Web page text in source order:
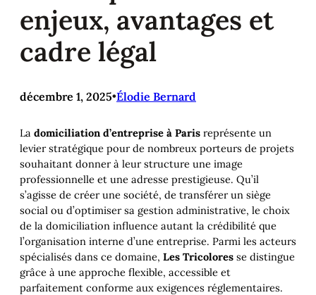
enjeux, avantages et
cadre légal
décembre 1, 2025•Élodie Bernard
La domiciliation d’entreprise à Paris représente un
levier stratégique pour de nombreux porteurs de projets
souhaitant donner à leur structure une image
professionnelle et une adresse prestigieuse. Qu’il
s’agisse de créer une société, de transférer un siège
social ou d’optimiser sa gestion administrative, le choix
de la domiciliation influence autant la crédibilité que
l’organisation interne d’une entreprise. Parmi les acteurs
spécialisés dans ce domaine, Les Tricolores se distingue
grâce à une approche flexible, accessible et
parfaitement conforme aux exigences réglementaires.